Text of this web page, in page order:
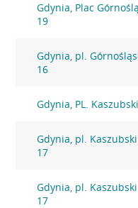
Gdynia, Plac
19
Gdynia, pl.
16
Gdynia, PL.
Gdynia, pl. Kaszubski
17
Gdynia, pl. Kaszubski
17